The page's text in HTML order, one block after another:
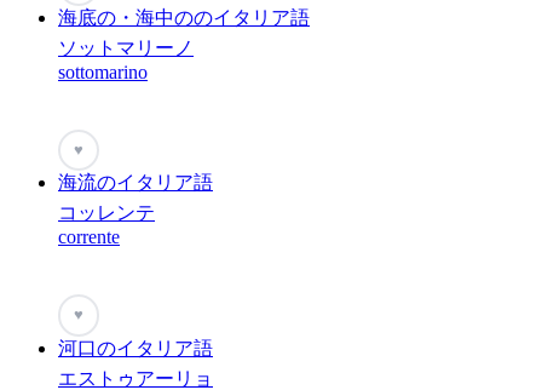
海底の・海中ののイタリア語
ソットマリーノ
sottomarino
♥
海流のイタリア語
コッレンテ
corrente
♥
河口のイタリア語
エストゥアーリョ